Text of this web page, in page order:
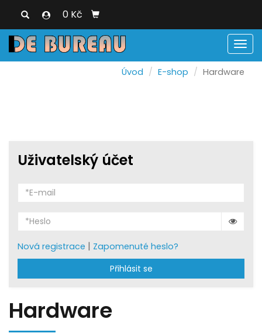
0 Kč
Úvod E-shop Hardware
Uživatelský účet
Nová registrace | Zapomenuté heslo?
Přihlásit se
Hardware